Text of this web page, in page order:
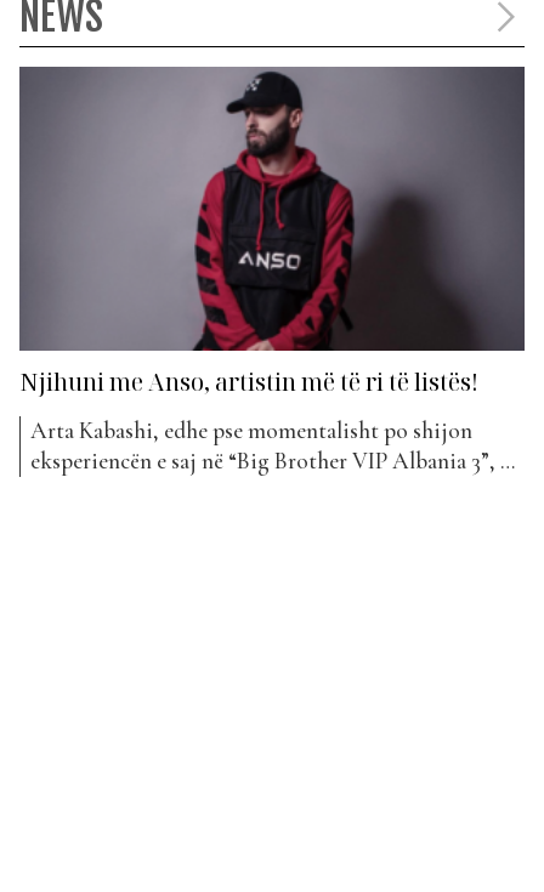
NEWS
Njihuni me Anso, artistin më të ri të listës!
Arta Kabashi, edhe pse momentalisht po shijon
eksperiencën e saj në “Big Brother VIP Albania 3”, ka